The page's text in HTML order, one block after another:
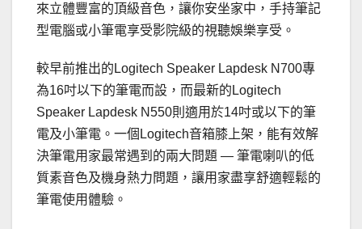
來立體豐富的頂級音色，讓你安坐家中，手持筆記
型電腦或小筆電享受影院級的視聽娛樂享受。
較早前推出的Logitech Speaker Lapdesk N700專
為16吋以下的筆電而設，而最新的Logitech
Speaker Lapdesk N550則適用於14吋或以下的筆
電及小筆電。一個Logitech音箱膝上架，能有效解
決筆電用家最常遇到的兩大問題 — 筆電喇叭的低
質素音色及機身熱力問題，讓用家盡享舒適輕鬆的
筆電使用體驗。